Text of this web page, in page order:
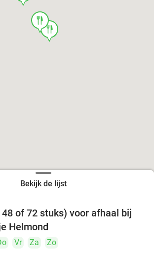
food
food
Bekijk de lijst
45%
of 72 stuks) voor afhaal bij
Helmond
Vr Za
Zo